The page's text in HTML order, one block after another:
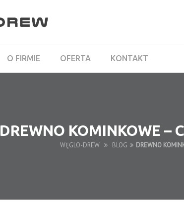
O FIRMIE OFERTA KONTAKT
DREWNO KOMINKOWE –
WĘGLO-DREW BLOG DREWNO